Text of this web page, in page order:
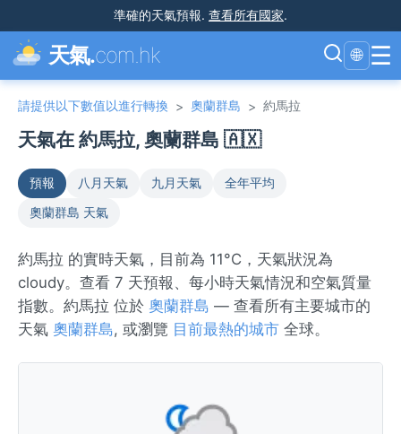
準確的天氣預報. 查看所有國家.
天氣.com.hk 🌐 ☰
請提供以下數值以進行轉換 > 奧蘭群島 > 約馬拉
天氣在 約馬拉, 奧蘭群島 🇦🇽
預報 八月天氣 九月天氣
全年平均
奧蘭群島 天氣
約馬拉 的實時天氣，目前為 11°C，天氣狀況為
cloudy。查看 7 天預報、每小時天氣情況和空氣質量
指數。約馬拉 位於 奧蘭群島 — 查看所有主要城市的
天氣 奧蘭群島, 或瀏覽 目前最熱的城市 全球。